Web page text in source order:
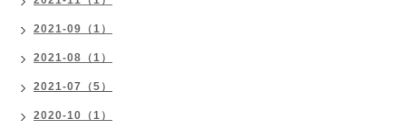
2021-09（1）
2021-08（1）
2021-07（5）
2020-10（1）